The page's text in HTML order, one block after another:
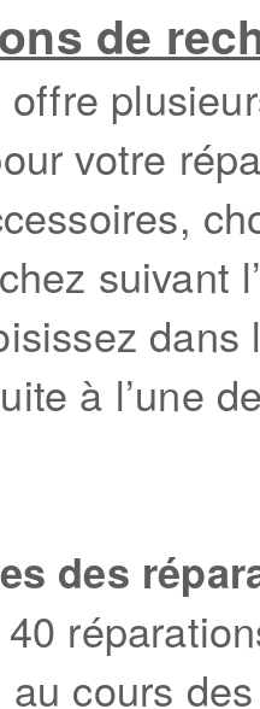
de
votre
suivant
à l’une
des
cours